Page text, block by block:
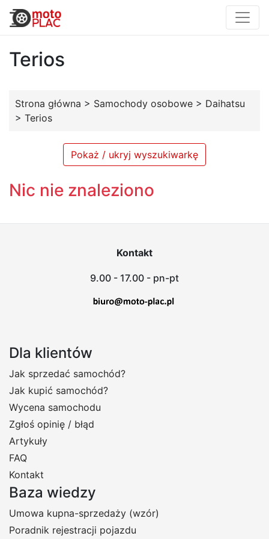
Terios
Strona główna > Samochody osobowe > Daihatsu
> Terios
Pokaż / ukryj wyszukiwarkę
Nic nie znaleziono
Kontakt
9.00 - 17.00 - pn-pt
Dla klientów
Jak sprzedać samochód?
Jak kupić samochód?
Wycena samochodu
Zgłoś opinię / błąd
Artykuły
FAQ
Kontakt
Baza wiedzy
Umowa kupna-sprzedaży (wzór)
Poradnik rejestracji pojazdu